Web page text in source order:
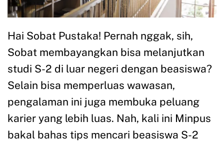
Hai Sobat Pustaka! Pernah nggak, sih,
Sobat membayangkan bisa melanjutkan
studi S-2 di luar negeri dengan beasiswa?
Selain bisa memperluas wawasan,
pengalaman ini juga membuka peluang
karier yang lebih luas. Nah, kali ini Minpus
bakal bahas tips mencari beasiswa S-2